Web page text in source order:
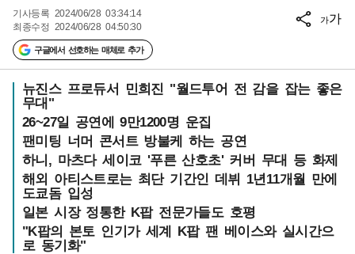
기사등록 2024/06/28 03:34:14
최종수정 2024/06/28 04:50:30
구글에서 선호하는 매체로 추가
가가
뉴진스 프로듀서 민희진 "월드투어 전 감을 잡는 좋은
무대"
26~27일 공연에 9만1200명 운집
팬미팅 너머 콘서트 방불케 하는 공연
하니, 마츠다 세이코 '푸른 산호초' 커버 무대 등 화제
해외 아티스트로는 최단 기간인 데뷔 1년11개월 만에
도쿄돔 입성
일본 시장 정통한 K팝 전문가들도 호평
"K팝의 본토 인기가 세계 K팝 팬 베이스와 실시간으
로 동기화"